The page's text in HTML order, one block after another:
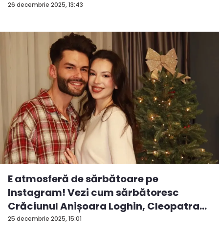
26 decembrie 2025, 13:43
25 decembrie 2025, 15:01
E atmosferă de sărbătoare pe
Instagram! Vezi cum sărbătoresc
Crăciunul Anișoara Loghin, Cleopatra
S...